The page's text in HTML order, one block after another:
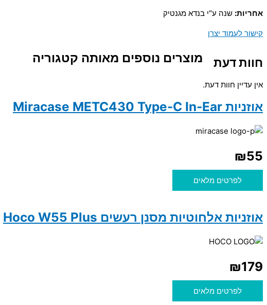
אחריות: שנה ע"י בנדא מגנטיק
קישור לעמוד יצרן
חוות דעת
אין עדיין חוות דעת.
מוצרים נוספים מאותה קטגוריה
אוזניות Miracase METC430 Type-C In-Ear
₪55
לפרטים מלאים
אוזניות אלחוטיות מסנן רעשים Hoco W55 Plus
₪179
לפרטים מלאים